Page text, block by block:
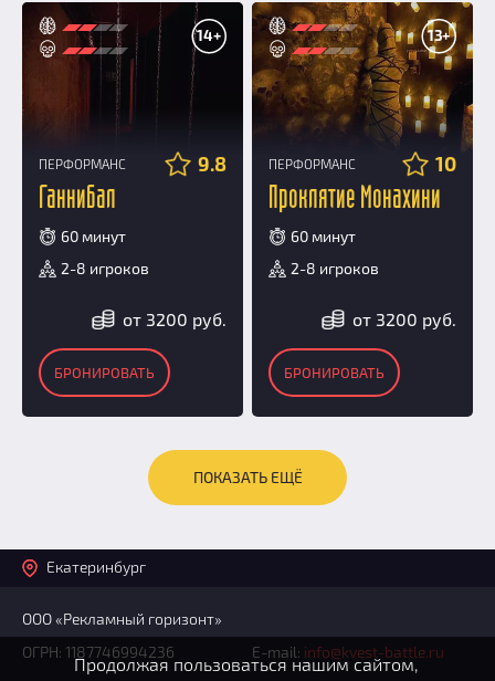
14+
ПЕРФОРМАНС 9.8
Ганнибал
60 минут
2-8 игроков
от 3200 руб.
БРОНИРОВАТЬ
13+
ПЕРФОРМАНС 10
Проклятие Монахини
60 минут
2-8 игроков
от 3200 руб.
БРОНИРОВАТЬ
ПОКАЗАТЬ ЕЩЁ
Екатеринбург
ООО «Рекламный горизонт»
ОГРН: 1187746994236
E-mail: info@kvest-battle.ru
Продолжая пользоваться нашим сайтом,